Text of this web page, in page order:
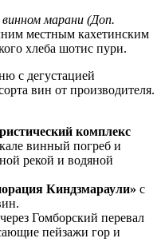
марани (Доп.
местным кахетинским
хлеба шотис пури.
с дегустацией
вин от производителя.
комплекс
винный погреб и
рекой и водяной
Киндзмараули» с
Гомборский перевал
пейзажи гор и